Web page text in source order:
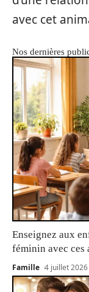
avec cet
Nos dernières
Enseignez aux
féminin avec ces
Famille 4 juillet 2026